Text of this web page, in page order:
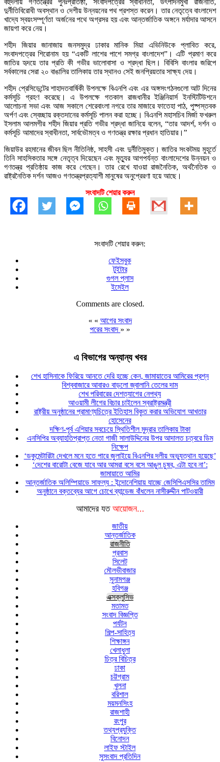
বহুদলীয় গণতন্ত্রের পুনঃপ্রতিষ্ঠা, সংবাদপত্রের স্বাধীনতা, উৎপাদনমুখী রাজনীতি,
দুর্নীতিবিরোধী অবস্থান ও দেশীয় উন্নয়নের পথ প্রশস্ত করেন। তার নেতৃত্বে বাংলাদেশ
খাদ্যে স্বয়ংসম্পূর্ণতা অর্জনের পথে অগ্রসর হয় এবং আন্তর্জাতিক অঙ্গনে মর্যাদার আসনে
জায়গা করে নেয়।
শহীদ জিয়ার জানাজায় জনসমুদ্র ঢাকার মানিক মিয়া এভিনিউকে প্লাবিত করে,
সংবাদপত্রের শিরোনাম হয় “একটি লাশের পাশে সমগ্র বাংলাদেশ”। এটি প্রমাণ করে
জাতির হৃদয়ে তার প্রতি কী গভীর ভালোবাসা ও শ্রদ্ধা ছিল। বিবিসি বাংলার জরিপে
সর্বকালের সেরা ২০ বাঙালির তালিকায় তার স্থানও সেই জনপ্রিয়তার সাক্ষ্য দেয়।
শহীদ প্রেসিডেন্টের শাহাদতবার্ষিকী উপলক্ষে বিএনপি এবং এর অঙ্গসংগঠনগুলো আট দিনের
কর্মসূচি গ্রহণ করেছে। এ উপলক্ষে গতকাল রাজধানীর ইঞ্জিনিয়ার্স ইনস্টিটিউশনে
আলোচনা সভা এবং আজ সকালে শেরেবাংলা নগরে তার মাজারে ফাতেহা পাঠ, পুষ্পস্তবক
অর্পণ এবং স্বেচ্ছায় রক্তদানের কর্মসূচি পালন করা হচ্ছে। বিএনপি মহাসচিব মির্জা ফখরুল
ইসলাম আলমগীর শহীদ জিয়ার প্রতি গভীর শ্রদ্ধা জানিয়ে বলেন, “তার আদর্শ, দর্শন ও
কর্মসূচি আমাদের স্বাধীনতা, সার্বভৌমত্ব ও গণতন্ত্র রক্ষার প্রধান হাতিয়ার।”
জিয়াউর রহমানের জীবন ছিল নীতিনিষ্ঠ, সাহসী এবং দুর্নীতিমুক্ত। জাতির সংকটময় মুহূর্তে
তিনি সাহসিকতার সঙ্গে নেতৃত্ব দিয়েছেন এবং মৃত্যুর আগপর্যন্ত বাংলাদেশের উন্নয়ন ও
গণতন্ত্র প্রতিষ্ঠায় কাজ করে গেছেন। তার রেখে যাওয়া রাজনৈতিক, অর্থনৈতিক ও
রাষ্ট্রনৈতিক দর্শন আজও গণতন্ত্রপ্রত্যাশী মানুষের অনুপ্রেরণা হয়ে আছে।
সংবাদটি শেয়ার করুন
সংবাদটি শেয়ার করুন:
ফেইসবুক
টুইটার
গুগল প্লাস
ইমেইল
Comments are closed.
« « আগের সংবাদ
পরের সংবাদ » »
এ বিভাগের অন্যান্য খবর
শেখ হাসিনাকে ফিরিয়ে আনতে দেরি হচ্ছে কেন, জামায়াতের আমিরের প্রশ্ন
বিশ্ববাজারে আবারও বাড়লো জ্বালানি তেলের দাম
শেখ পরিবারের দেশত্যাগের নেপথ্য
আওয়ামী লীগের বিচার চাইলেন স্বরাষ্ট্রমন্ত্রী
রাষ্ট্রীয় অনুষ্ঠানের প্রামাণ্যচিত্রে ইতিহাস বিকৃত করার অভিযোগ আখতার
হোসেনের
দক্ষিণ-পূর্ব এশিয়ার সবচেয়ে স্থিতিশীল মুদ্রার তালিকায় টাকা
এনসিপির অব্যাহতিপ্রাপ্ত নেতা গাজী সালাউদ্দিনের উপর আদালত চত্বরে ডিম
নিক্ষেপ
‘ডকুমেন্টারিটা দেখলে মনে হতে পারে জুলাইয়ে বিএনপির দলীয় অভ্যুত্থান হয়েছে’
‘দেশের বারোটা বেজে যাবে আর আমরা বসে বসে আঙুল চুষব, এটা হবে না’:
জামায়াতে আমির
আন্তর্জাতিক অলিম্পিয়াডে সাফল্য : ইন্দোনেশিয়ায় যাচ্ছে জেসিপিএসসির তামিম
অনুষ্ঠানে বক্তব্যের আগে চোখে ব্যান্ডেজ বাঁধলেন নাসীরুদ্দীন পাটওয়ারী
আমাদের যত আয়োজন...
জাতীয়
আন্তর্জাতিক
রাজনীতি
প্রবাস
সিলেট
মৌলভীবাজার
সুনামগঞ্জ
হবিগঞ্জ
এক্সক্লুসিভ
মতামত
সংবাদ বিজ্ঞপ্তি
পর্যটন
শিল্প-সাহিত্য
শিক্ষাঙ্গন
খেলাধুলা
চিত্র বিচিত্র
ঢাকা
চট্টগ্রাম
খুলনা
বরিশাল
ময়মনসিংহ
রাজশাহী
রংপুর
তথ্যপ্রযুক্তি
বিনোদন
লাইফ স্টাইল
সুসংবাদ প্রতিদিন